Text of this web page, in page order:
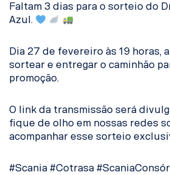
Faltam 3 dias para o sorteio do
Azul.
Dia 27 de fevereiro às 19 horas,
sortear e entregar o caminhão
promoção.
O link da transmissão será
fique de olho em nossas redes
acompanhar esse sorteio
#Scania #Cotrasa